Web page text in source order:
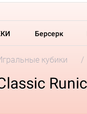
Берсерк
кубики